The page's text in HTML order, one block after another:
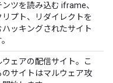
ンツを読み込む iframe、
リプト、リダイレクトを
ハッキングされたサイト
ウェアの配信サイト。こ
のサイトはマルウェア攻